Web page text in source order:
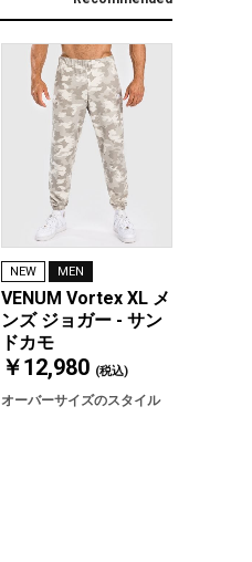
NEW MEN
VENUM Vortex XL メ
ンズ ジョガー - サン
ドカモ
￥12,980 (税込)
オーバーサイズのスタイル